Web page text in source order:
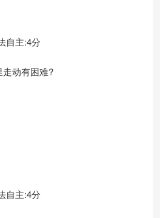
自主:4分
动有困难?
自主:4分